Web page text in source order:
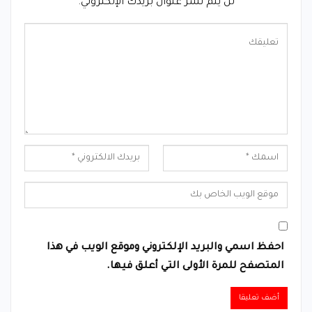
لن يتم نشر عنوان بريدك الإلكتروني.
احفظ اسمي والبريد الإلكتروني وموقع الويب في هذا
المتصفح للمرة الأولى التي أعلق فيها.